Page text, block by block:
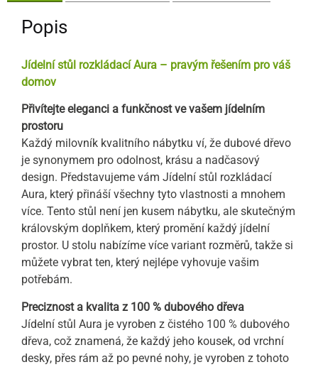
Popis
Jídelní stůl rozkládací Aura – pravým řešením pro váš
domov
Přivítejte eleganci a funkčnost ve vašem jídelním
prostoru
Každý milovník kvalitního nábytku ví, že dubové dřevo
je synonymem pro odolnost, krásu a nadčasový
design. Představujeme vám Jídelní stůl rozkládací
Aura, který přináší všechny tyto vlastnosti a mnohem
více. Tento stůl není jen kusem nábytku, ale skutečným
královským doplňkem, který promění každý jídelní
prostor. U stolu nabízíme více variant rozměrů, takže si
můžete vybrat ten, který nejlépe vyhovuje vašim
potřebám.
Preciznost a kvalita z 100 % dubového dřeva
Jídelní stůl Aura je vyroben z čistého 100 % dubového
dřeva, což znamená, že každý jeho kousek, od vrchní
desky, přes rám až po pevné nohy, je vyroben z tohoto